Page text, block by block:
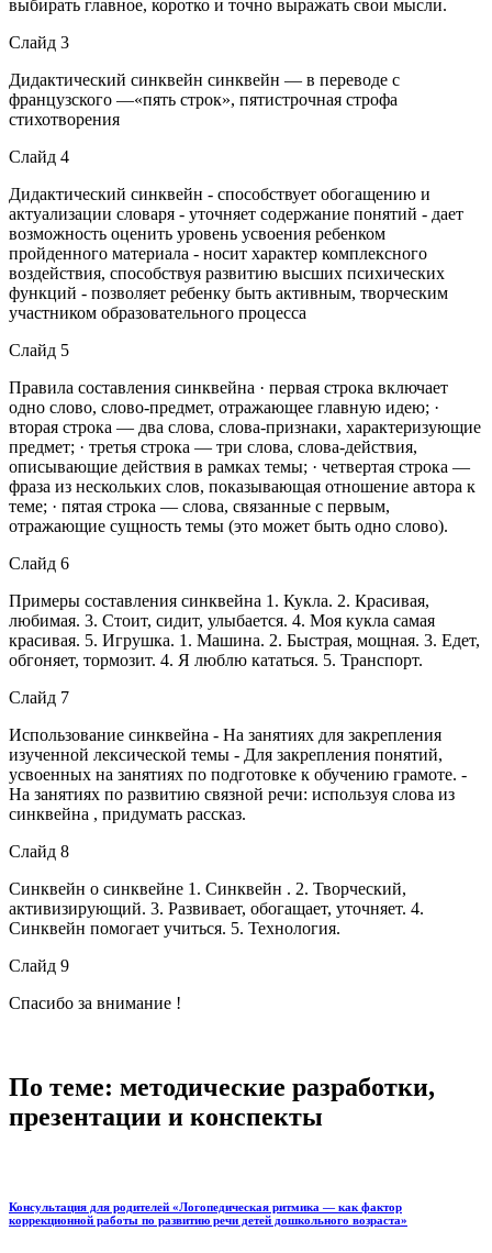
выбирать главное, коротко и точно выражать свои мысли.
Слайд 3
Дидактический синквейн синквейн — в переводе с
французского —«пять строк», пятистрочная строфа
стихотворения
Слайд 4
Дидактический синквейн - способствует обогащению и
актуализации словаря - уточняет содержание понятий - дает
возможность оценить уровень усвоения ребенком
пройденного материала - носит характер комплексного
воздействия, способствуя развитию высших психических
функций - позволяет ребенку быть активным, творческим
участником образовательного процесса
Слайд 5
Правила составления синквейна · первая строка включает
одно слово, слово-предмет, отражающее главную идею; ·
вторая строка — два слова, слова-признаки, характеризующие
предмет; · третья строка — три слова, слова-действия,
описывающие действия в рамках темы; · четвертая строка —
фраза из нескольких слов, показывающая отношение автора к
теме; · пятая строка — слова, связанные с первым,
отражающие сущность темы (это может быть одно слово).
Слайд 6
Примеры составления синквейна 1. Кукла. 2. Красивая,
любимая. 3. Стоит, сидит, улыбается. 4. Моя кукла самая
красивая. 5. Игрушка. 1. Машина. 2. Быстрая, мощная. 3. Едет,
обгоняет, тормозит. 4. Я люблю кататься. 5. Транспорт.
Слайд 7
Использование синквейна - На занятиях для закрепления
изученной лексической темы - Для закрепления понятий,
усвоенных на занятиях по подготовке к обучению грамоте. -
На занятиях по развитию связной речи: используя слова из
синквейна , придумать рассказ.
Слайд 8
Синквейн о синквейне 1. Синквейн . 2. Творческий,
активизирующий. 3. Развивает, обогащает, уточняет. 4.
Синквейн помогает учиться. 5. Технология.
Слайд 9
Спасибо за внимание !
По теме: методические разработки,
презентации и конспекты
Консультация для родителей «Логопедическая ритмика — как фактор
коррекционной работы по развитию речи детей дошкольного возраста»